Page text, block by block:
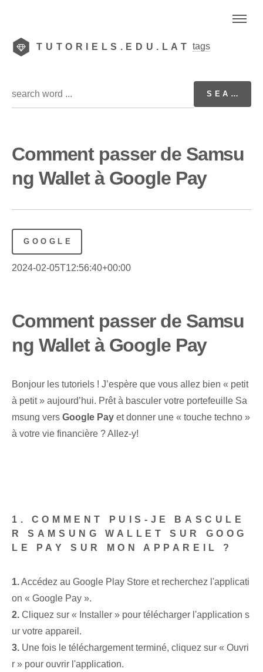
TUTORIELS.EDU.LAT tags
Comment passer de Samsu
ng Wallet à Google Pay
GOOGLE
2024-02-05T12:56:40+00:00
Comment passer de Samsu
ng Wallet à Google Pay
Bonjour les tutoriels ! J’espère que vous allez bien « petit
à petit » aujourd’hui. Prêt à basculer votre portefeuille Sa
msung vers Google Pay et donner une « touche techno »
à votre vie financière ? Allez-y!
1. COMMENT PUIS-JE BASCULE
R SAMSUNG WALLET SUR GOOG
LE PAY SUR MON APPAREIL ?
1.Accédez au Google Play Store et recherchez l'applicati
on « Google Pay ».
2. Cliquez sur « Installer » pour télécharger l'application s
ur votre appareil.
3. Une fois le téléchargement terminé, cliquez sur « Ouvri
r » pour ouvrir l'application.